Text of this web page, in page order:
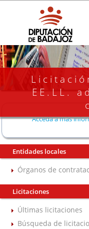
EE.LL.
Acceda a más
Entidades locales
Órganos de
Licitaciones
Últimas licitaciones
Búsqueda de